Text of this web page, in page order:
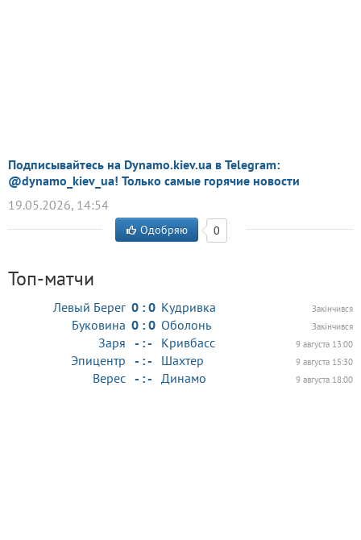
Подписывайтесь на Dynamo.kiev.ua в Telegram:
@dynamo_kiev_ua! Только самые горячие новости
19.05.2026, 14:54
Одобряю 0
Топ-матчи
Левый Берег Кудривка
0 : 0 Закінчився
Буковина Оболонь
0 : 0 Закінчився
Заря Кривбасс
- : - 9 августа 13:00
Эпицентр Шахтер
- : - 9 августа 15:30
Верес Динамо
- : - 9 августа 18:00